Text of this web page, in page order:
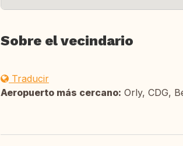
Sobre el vecindario
Traducir
Aeropuerto más cercano: Orly, CDG,